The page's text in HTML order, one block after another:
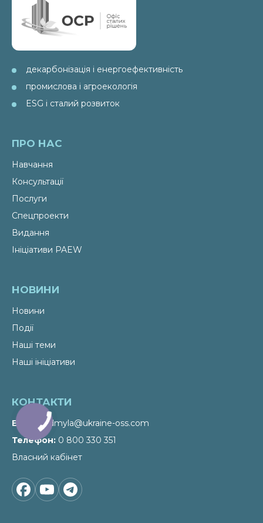
декарбонізація і енергоефективність
промислова і агроекологія
ESG і сталий розвиток
ПРО НАС
Навчання
Консультації
Послуги
Спецпроекти
Видання
Ініціативи PAEW
НОВИНИ
Новини
Події
Наші теми
Наші ініціативи
КОНТАКТИ
Email
liudmyla@ukraine-oss.com
Телефон 0 800 330 351
Власний кабінет